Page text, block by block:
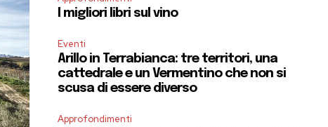
I migliori libri sul vino
Eventi
Arillo in Terrabianca: tre territori, una
cattedrale e un Vermentino che non si
scusa di essere diverso
Approfondimenti